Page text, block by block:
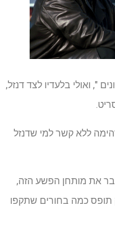
", ואולי בלעדיו לצד דנזל,
ללא קשר למי שדנזל
את מותחן הפשע הזה,
תופס כמה בחורים שתקפו